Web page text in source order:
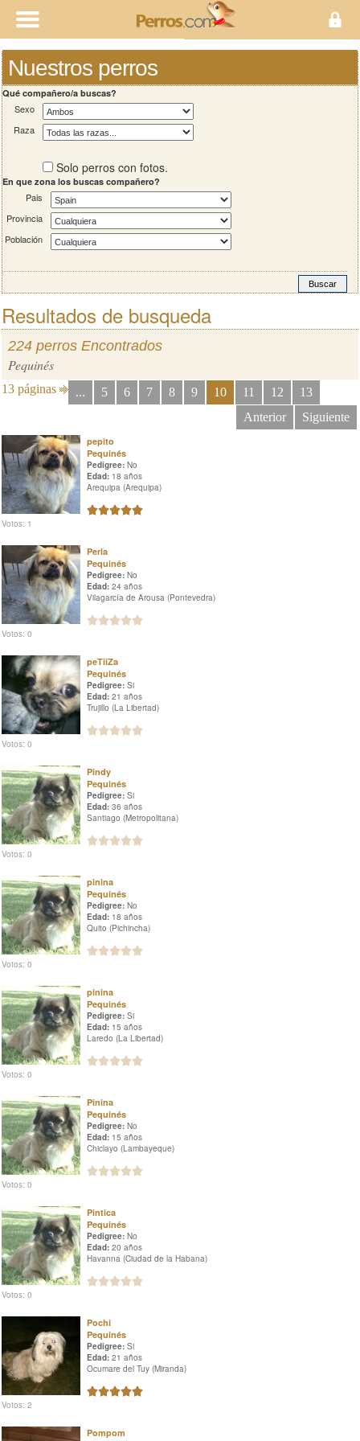
Nuestros perros
Qué compañero/a buscas?
Sexo
Raza
Solo perros con fotos.
En que zona los buscas compañero?
Pais
Provincia
Población
Resultados de busqueda
224 perros Encontrados
Pequinés
13 páginas ... 5 6 7 8 9 10 11 12
13
Anterior
Siguiente
pepito
Pequinés
Pedigree: No
Edad: 18 años
Arequipa (Arequipa)
Votos: 1
Perla
Pequinés
Pedigree: No
Edad: 24 años
Vilagarcía de Arousa (Pontevedra)
Votos: 0
peTiiZa
Pequinés
Pedigree: Si
Edad: 21 años
Trujillo (La Libertad)
Votos: 0
Pindy
Pequinés
Pedigree: Si
Edad: 36 años
Santiago (Metropolitana)
Votos: 0
pinina
Pequinés
Pedigree: No
Edad: 18 años
Quito (Pichincha)
Votos: 0
pinina
Pequinés
Pedigree: Si
Edad: 15 años
Laredo (La Libertad)
Votos: 0
Pinina
Pequinés
Pedigree: No
Edad: 15 años
Chiclayo (Lambayeque)
Votos: 0
Pintica
Pequinés
Pedigree: No
Edad: 20 años
Havanna (Ciudad de la Habana)
Votos: 0
Pochi
Pequinés
Pedigree: Si
Edad: 21 años
Ocumare del Tuy (Miranda)
Votos: 2
Pompom